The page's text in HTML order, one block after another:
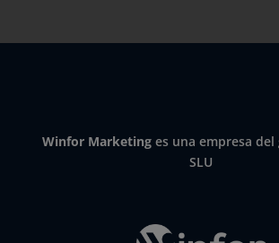
Winfor Marketinges una empresa
SLU